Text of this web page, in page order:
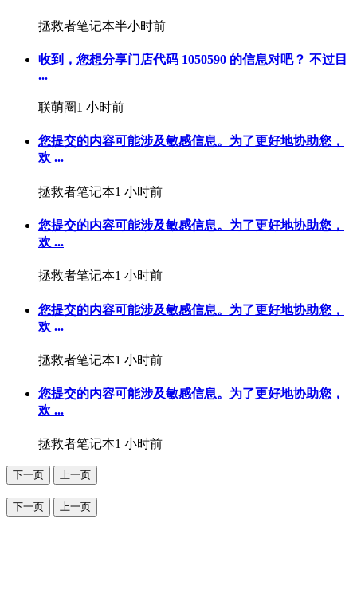
拯救者笔记本半小时前
收到，您想分享门店代码 1050590 的信息对吧？ 不过目
...
联萌圈1 小时前
您提交的内容可能涉及敏感信息。为了更好地协助您，
欢 ...
拯救者笔记本1 小时前
您提交的内容可能涉及敏感信息。为了更好地协助您，
欢 ...
拯救者笔记本1 小时前
您提交的内容可能涉及敏感信息。为了更好地协助您，
欢 ...
拯救者笔记本1 小时前
您提交的内容可能涉及敏感信息。为了更好地协助您，
欢 ...
拯救者笔记本1 小时前
下一页 上一页
下一页 上一页